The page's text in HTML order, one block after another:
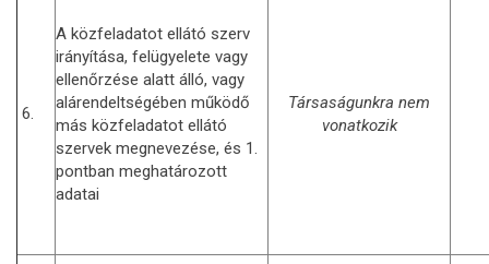
6.
A közfeladatot ellátó szerv
irányítása, felügyelete vagy
ellenőrzése alatt álló, vagy
alárendeltségében működő
más közfeladatot ellátó
szervek megnevezése, és 1.
pontban meghatározott
adatai
Társaságunkra nem
vonatkozik